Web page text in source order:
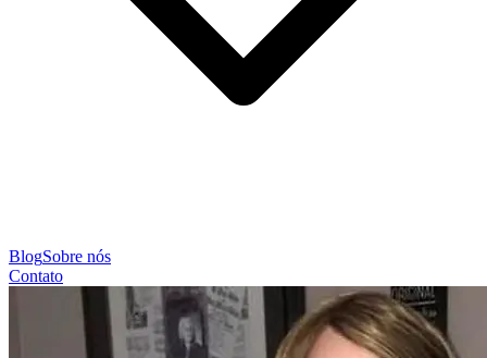
BlogSobre nós
Contato